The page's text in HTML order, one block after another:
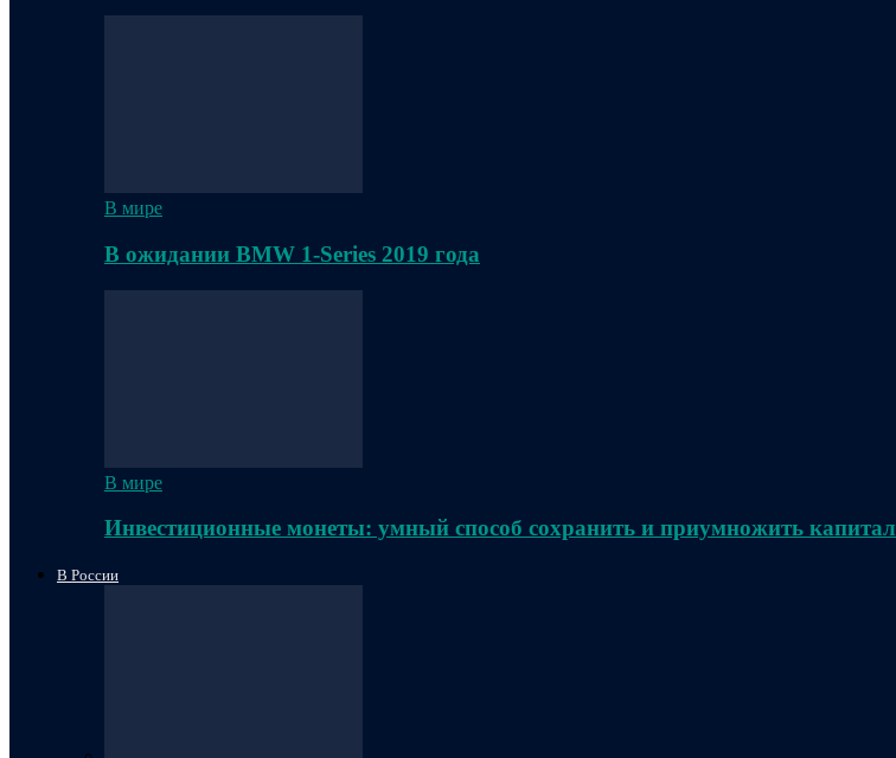
В мире
В ожидании BMW 1-Series 2019 года
В мире
Инвестиционные монеты: умный способ сохранить и приумножить капитал
В России